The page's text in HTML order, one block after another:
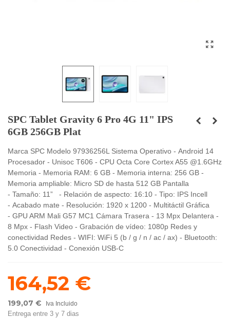
SPC Tablet Gravity 6 Pro 4G 11" IPS
6GB 256GB Plat
Marca SPC Modelo 97936256L Sistema Operativo - Android 14
Procesador - Unisoc T606 - CPU Octa Core Cortex A55 @1.6GHz
Memoria - Memoria RAM: 6 GB - Memoria interna: 256 GB -
Memoria ampliable: Micro SD de hasta 512 GB Pantalla
- Tamaño: 11” - Relación de aspecto: 16:10 - Tipo: IPS Incell
- Acabado mate - Resolución: 1920 x 1200 - Multitáctil Gráfica
- GPU ARM Mali G57 MC1 Cámara Trasera - 13 Mpx Delantera -
8 Mpx - Flash Video - Grabación de vídeo: 1080p Redes y
conectividad Redes - WIFI: WiFi 5 (b / g / n / ac / ax) - Bluetooth:
5.0 Conectividad - Conexión USB-C
164,52 €
199,07 € Iva Incluido
Entrega entre 3 y 7 dias